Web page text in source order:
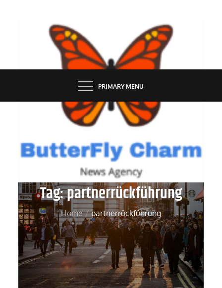
BUTTERFLY CHARM
PRIMARY MENU
Tag:partnerrückführung
Home partnerrückführung